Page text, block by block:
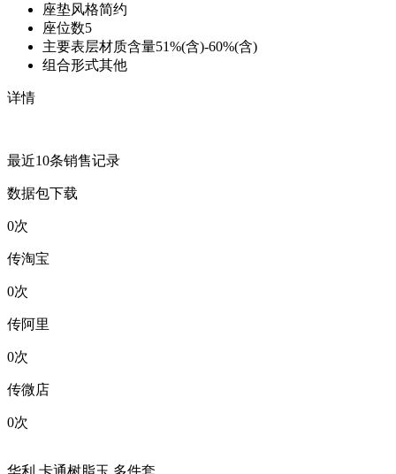
座垫风格简约
座位数5
主要表层材质含量51%(含)-60%(含)
组合形式其他
详情
最近10条销售记录
数据包下载
0次
传淘宝
0次
传阿里
0次
传微店
0次